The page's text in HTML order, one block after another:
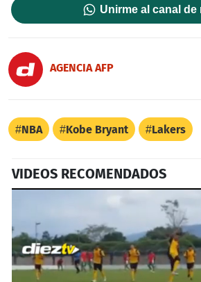
Unirme al canal de
AGENCIA AFP
NBA Kobe Bryant Lakers
VIDEOS RECOMENDADOS